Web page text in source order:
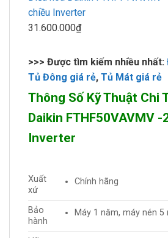
chiều Inverter
31.600.000₫
>>> Được tìm kiếm nhiều nhất:
Tủ Đông giá rẻ, Tủ Mát giá rẻ
Thông Số Kỹ Thuật Chi
Daikin FTHF50VAVMV -
Inverter
Xuất
xứ
Chính hãng
Bảo
hành
Máy 1 năm, máy nén 5